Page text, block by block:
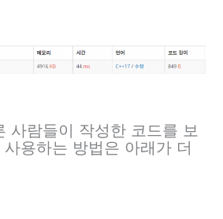
사람들이 작성한 코드를 보
용하는 방법은 아래가 더